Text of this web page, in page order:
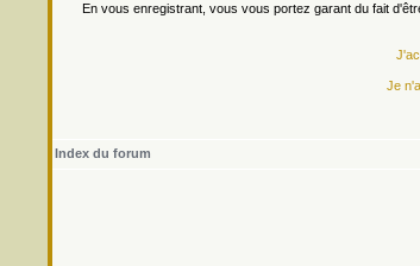
En vous enregistrant, vous vous portez garant du fait
Je
Index du forum